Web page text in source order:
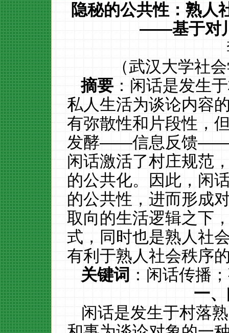
隐秘的公共性：熟人
——基于对
（武汉大学社
摘要：闲话是发生
私人生活为谈论内容
有弥散性和片段性，
发酵——信息反馈——
闲话激活了村庄规范
的公共化。因此，闲
的公共性，进而形成
取向的生活逻辑之下
式，同时也是熟人社
有利于熟人社会秩序
关键词：闲话传播
一
闲话是发生于村落